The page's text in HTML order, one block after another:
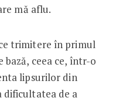
mă aflu.
trimitere în primul
ceea ce, într-o
lipsurilor din
dificultatea de a